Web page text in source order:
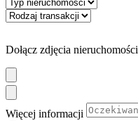
Dołącz zdjęcia nieruchomości
Więcej informacji